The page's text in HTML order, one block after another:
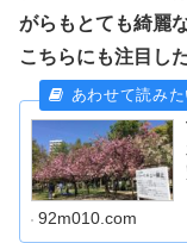
がらもとても綺麗
こちらにも注目し
92m010.com